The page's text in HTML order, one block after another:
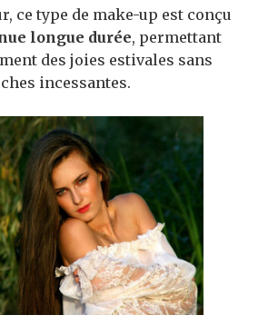
ce type de make-up est conçu
longue durée, permettant
des joies estivales sans
incessantes.